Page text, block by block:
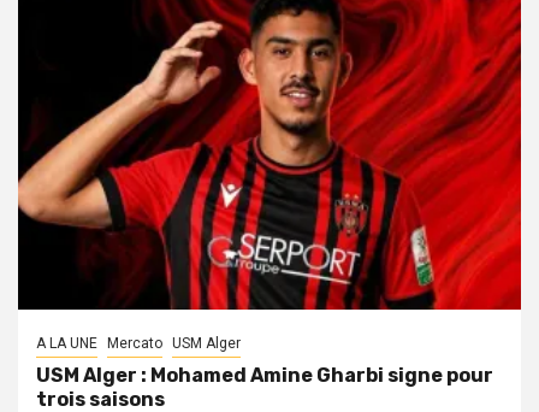
A LA UNE Mercato USM Alger
USM Alger : Mohamed Amine Gharbi signe pour
trois saisons